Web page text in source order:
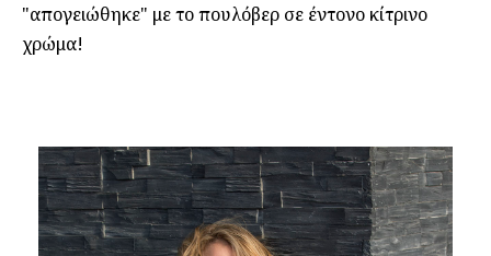
"απογειώθηκε" με το πουλόβερ σε έντονο κίτρινο
χρώμα!